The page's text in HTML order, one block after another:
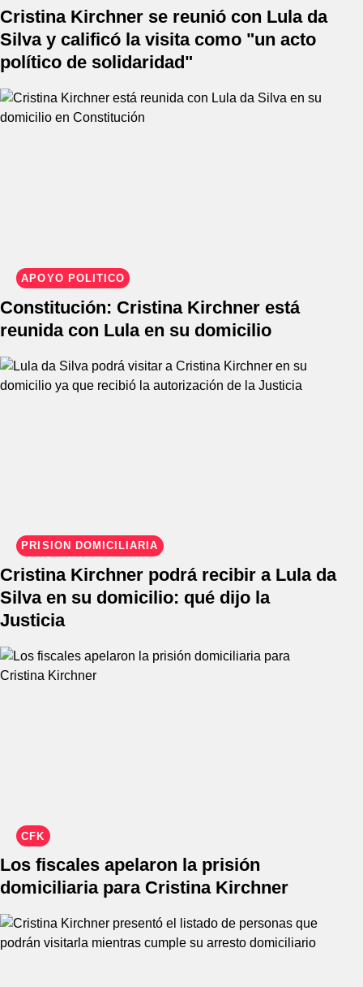
Cristina Kirchner se reunió con Lula da
Silva y calificó la visita como "un acto
político de solidaridad"
APOYO POLÍTICO
Constitución: Cristina Kirchner está
reunida con Lula en su domicilio
PRISIÓN DOMICILIARIA
Cristina Kirchner podrá recibir a Lula da
Silva en su domicilio: qué dijo la
Justicia
CFK
Los fiscales apelaron la prisión
domiciliaria para Cristina Kirchner